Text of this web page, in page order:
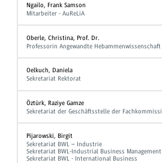
Ngailo, Frank Samson
Mitarbeiter - AuReLiA
Oberle, Christina, Prof. Dr.
Professorin Angewandte Hebammenwissenschaft
Oelkuch, Daniela
Sekretariat Rektorat
Öztürk, Raziye Gamze
Sekretariat der Geschäftsstelle der
Pijarowski, Birgit
Sekretariat BWL – Industrie
Sekretariat BWL-Industrial Business Management
Sekretariat BWL - International Business